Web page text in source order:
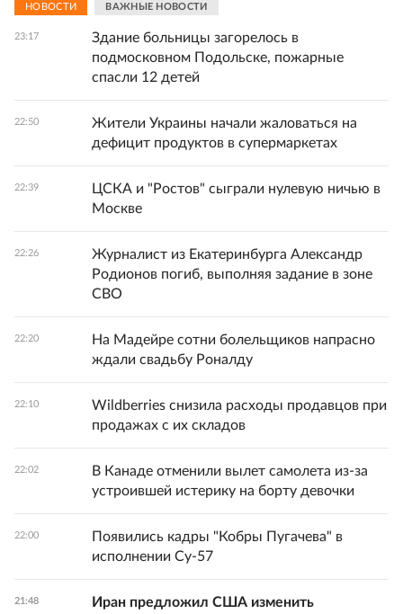
НОВОСТИ ВАЖНЫЕ НОВОСТИ
23:17
Здание больницы загорелось в
подмосковном Подольске, пожарные
спасли 12 детей
22:50
Жители Украины начали жаловаться на
дефицит продуктов в супермаркетах
22:39
ЦСКА и "Ростов" сыграли нулевую ничью в
Москве
22:26
Журналист из Екатеринбурга Александр
Родионов погиб, выполняя задание в зоне
СВО
22:20
На Мадейре сотни болельщиков напрасно
ждали свадьбу Роналду
22:10
Wildberries снизила расходы продавцов при
продажах с их складов
22:02
В Канаде отменили вылет самолета из-за
устроившей истерику на борту девочки
22:00
Появились кадры "Кобры Пугачева" в
исполнении Су-57
21:48
Иран предложил США изменить